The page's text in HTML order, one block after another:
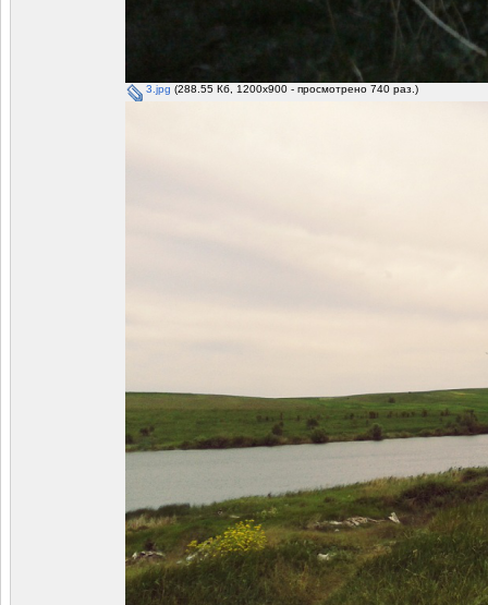
3.jpg (288.55 Кб, 1200x900 - просмотрено 740 раз.)